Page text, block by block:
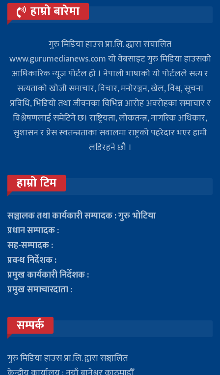
हाम्रो बारेमा
गुरु मिडिया हाउस प्रा.लि. द्धारा संचालित
www.gurumedianews.com यो वेबसाइट गुरु मिडिया हाउसकाे
आधिकारिक न्यूज पोर्टल हो । नेपाली भाषाको यो पोर्टलले सत्य र
सत्यताको खोजी समाचार, विचार, मनोरञ्जन, खेल, विश्व, सूचना
प्रविधि, भिडियो तथा जीवनका विभिन्न आरोह अवरोहका समाचार र
विश्लेषणलाई समेटिने छ। राष्ट्रियता, लोकतन्त्र, नागरिक अधिकार,
सुशासन र प्रेस स्वतन्त्रताका सवालमा राष्ट्रको पहरेदार भएर हामी
लडिरहने छौ ।
हाम्रो टिम
सञ्चालक तथा कार्यकारी सम्पादक : गुरु भोटिया
प्रधान सम्पादक :
सह-सम्पादक :
प्रवन्ध निर्देशक :
प्रमुख कार्यकारी निर्देशक :
प्रमुख समाचारदाता :
सम्पर्क
गुरु मिडिया हाउस प्रा.लि. द्वारा सञ्चालित